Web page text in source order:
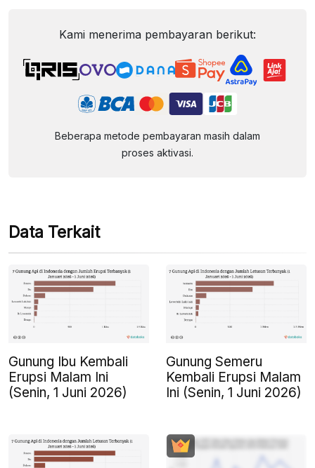
Kami menerima pembayaran berikut:
Beberapa metode pembayaran masih dalam
proses aktivasi.
Data Terkait
Gunung Ibu Kembali
Erupsi Malam Ini
(Senin, 1 Juni 2026)
Gunung Semeru
Kembali Erupsi Malam
Ini (Senin, 1 Juni 2026)